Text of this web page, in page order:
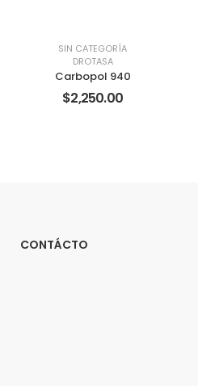
SIN CATEGORÍA
DROTASA
Carbopol 940
$2,250.00
CONTÁCTO